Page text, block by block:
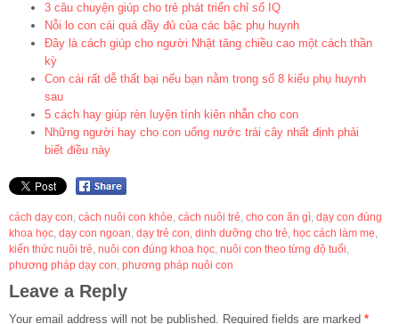
3 câu chuyện giúp cho trẻ phát triển chỉ số IQ
Nỗi lo con cái quá đầy đủ của các bậc phụ huynh
Đây là cách giúp cho người Nhật tăng chiều cao một cách thần
kỳ
Con cái rất dễ thất bại nếu bạn nằm trong số 8 kiểu phụ huynh
sau
5 cách hay giúp rèn luyện tính kiên nhẫn cho con
Những người hay cho con uống nước trái cây nhất định phải
biết điều này
cách dạy con, cách nuôi con khỏe, cách nuôi trẻ, cho con ăn gì, dạy con đúng
khoa học, dạy con ngoan, dạy trẻ con, dinh dưỡng cho trẻ, học cách làm mẹ,
kiến thức nuôi trẻ, nuôi con đúng khoa học, nuôi con theo từng độ tuổi,
phương pháp dạy con, phương pháp nuôi con
Leave a Reply
Your email address will not be published. Required fields are marked *